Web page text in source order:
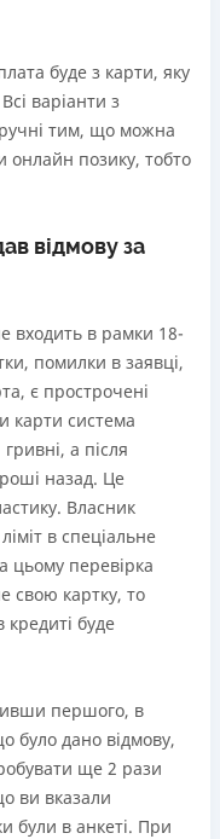
буде з карти, яку
варіанти з
тим, що можна
онлайн позику, тобто
відмову за
входить в рамки 18-
помилки в заявці,
є прострочені
карти система
а після
назад. Це
Власник
в спеціальне
цьому перевірка
свою картку, то
кредиті буде
першого, в
було дано відмову,
ще 2 рази
ви вказали
були в анкеті. При